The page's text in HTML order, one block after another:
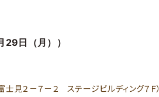
29日（月））
見２－７－２ ステージビルディング７Ｆ）